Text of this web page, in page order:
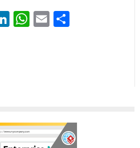
LinkedIn
WhatsApp
Email